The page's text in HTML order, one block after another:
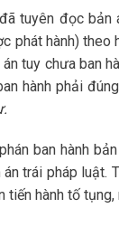
tuyên đọc
phát hành)
tuy chưa ban
hành phải
ban hành
trái pháp luật.
tiến hành tố